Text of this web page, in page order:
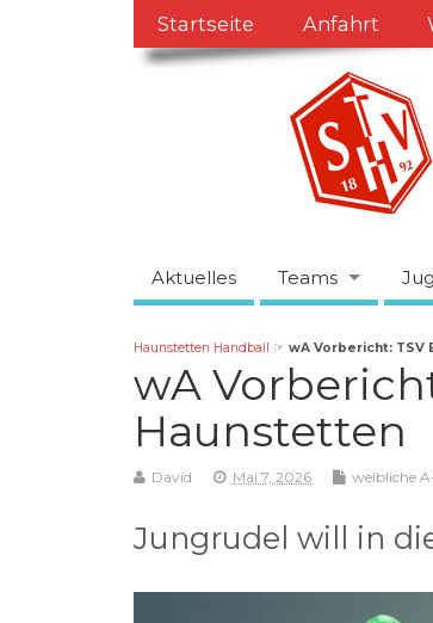
Startseite Anfahrt
Aktuelles Teams
Haunstetten Handball ☞ wA Vorbericht: TSV
wA
Haunstetten
David Mai 7, 2026 weibliche
Jungrudel will in